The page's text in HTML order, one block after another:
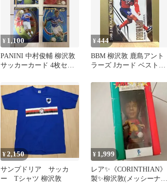
¥ 1,100
PANINI 中村俊輔 柳沢敦
サッカーカード 4枚セッ
¥444
BBM 柳沢敦 鹿島アント
ラーズ Jカード ベストイ
¥2,150
サンプドリア サッカ
ー Tシャツ 柳沢敦
¥ 1,999
レア✨《CORINTHIAN》
製✨柳沢敦(メッシーナ)✨